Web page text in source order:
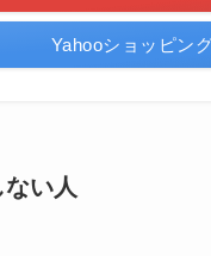
Yahooショッピン
い人